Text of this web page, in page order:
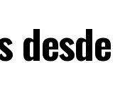
desde